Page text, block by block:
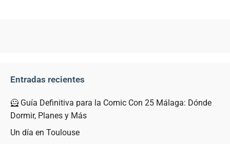
Entradas recientes
🦸 Guía Definitiva para la Comic Con 25 Málaga: Dónde
Dormir, Planes y Más
Un día en Toulouse